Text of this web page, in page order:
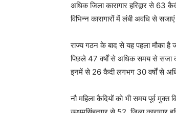
अधिक जिला कारागार हरिद्वार से 63
विभिन्न कारागारों में लंबी अवधि से
राज्य गठन के बाद से यह पहला मौका है
पिछले 47 वर्षों से अधिक समय से सजा
इनमें से 26 कैदी लगभग 30 वर्षों से
नौ महिला कैदियों को भी समय पूर्व